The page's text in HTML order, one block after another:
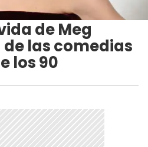
de Meg
de las comedias
los 90